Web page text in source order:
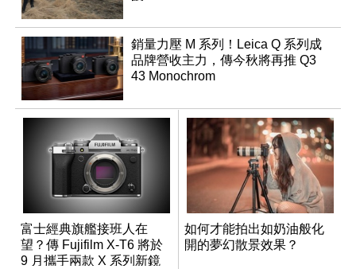
銷量力壓 M 系列！Leica Q 系列成
品牌營收主力，傳今秋將再推 Q3
43 Monochrom
富士經典旗艦接班人在
望？傳 Fujifilm X-T6 將於
9 月攜手兩款 X 系列新鏡
如何才能拍出如奶油般化
開的夢幻散景效果？